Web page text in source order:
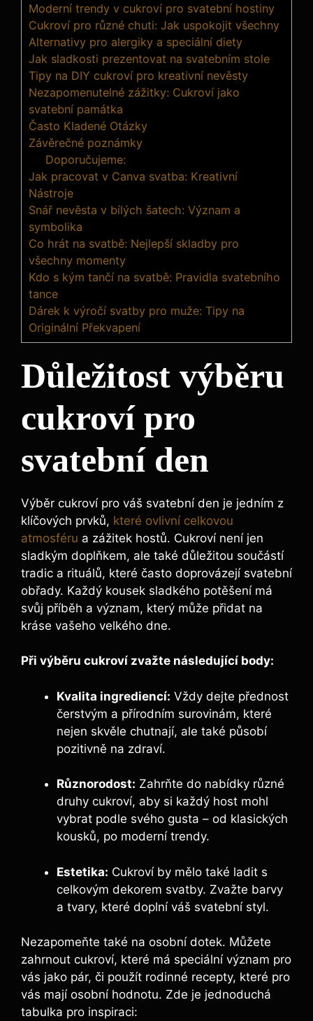
Moderní trendy v cukroví pro svatební hostiny
Cukroví pro různé chuti: Jak uspokojit všechny
Alternativy pro alergiky a speciální diety
Jak sladkosti prezentovat na svatebním stole
Tipy na DIY cukroví pro kreativní nevěsty
Nezapomenutelné zážitky: Cukroví jako
svatební památka
Často Kladené Otázky
Závěrečné poznámky
Doporučujeme:
Jak pracovat v Canva svatba: Kreativní
Nástroje
Snář nevěsta v bílých šatech: Význam a
symbolika
Co hrát na svatbě: Nejlepší skladby pro
všechny momenty
Kdo s kým tančí na svatbě: Pravidla svatebního
tance
Dárek k výročí svatby pro muže: Tipy na
Originální Překvapení
Důležitost výběru
cukroví pro
svatební den
Výběr cukroví pro váš svatební den je jedním z
klíčových prvků, které ovlivní celkovou
atmosféru a zážitek hostů. Cukroví není jen
sladkým doplňkem, ale také důležitou součástí
tradic a rituálů, které často doprovázejí svatební
obřady. Každý kousek sladkého potěšení má
svůj příběh a význam, který může přidat na
kráse vašeho velkého dne.
Při výběru cukroví zvažte následující body:
Kvalita ingrediencí: Vždy dejte přednost
čerstvým a přírodním surovinám, které
nejen skvěle chutnají, ale také působí
pozitivně na zdraví.
Různorodost: Zahrňte do nabídky různé
druhy cukroví, aby si každý host mohl
vybrat podle svého gusta – od klasických
kousků, po moderní trendy.
Estetika: Cukroví by mělo také ladit s
celkovým dekorem svatby. Zvažte barvy
a tvary, které doplní váš svatební styl.
Nezapomeňte také na osobní dotek. Můžete
zahrnout cukroví, které má speciální význam pro
vás jako pár, či použít rodinné recepty, které pro
vás mají osobní hodnotu. Zde je jednoduchá
tabulka pro inspiraci: